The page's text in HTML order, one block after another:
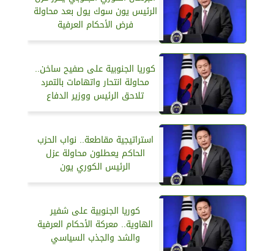
الرئيس يون سوك يول بعد محاولة
فرض الأحكام العرفية
كوريا الجنوبية على صفيح ساخن..
محاولة انتحار واتهامات بالتمرد
تلاحق الرئيس ووزير الدفاع
استراتيجية مقاطعة.. نواب الحزب
الحاكم يعطلون محاولة عزل
الرئيس الكوري يون
كوريا الجنوبية على شفير
الهاوية.. معركة الأحكام العرفية
والشد والجذب السياسي